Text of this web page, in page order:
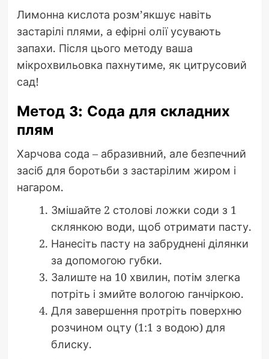
Лимонна кислота розм’якшує навіть
застарілі плями, а ефірні олії усувають
запахи. Після цього методу ваша
мікрохвильовка пахнутиме, як цитрусовий
сад!
Метод 3: Сода для складних
плям
Харчова сода – абразивний, але безпечний
засіб для боротьби з застарілим жиром і
нагаром.
Змішайте 2 столові ложки соди з 1
склянкою води, щоб отримати пасту.
Нанесіть пасту на забруднені ділянки
за допомогою губки.
Залиште на 10 хвилин, потім злегка
потріть і змийте вологою ганчіркою.
Для завершення протріть поверхню
розчином оцту (1:1 з водою) для
блиску.